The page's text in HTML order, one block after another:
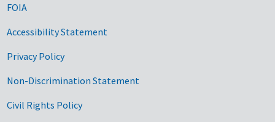
FOIA
Accessibility Statement
Privacy Policy
Non-Discrimination Statement
Civil Rights Policy